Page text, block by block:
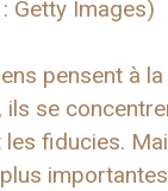
Getty Images)
pensent à
ils se
fiducies.